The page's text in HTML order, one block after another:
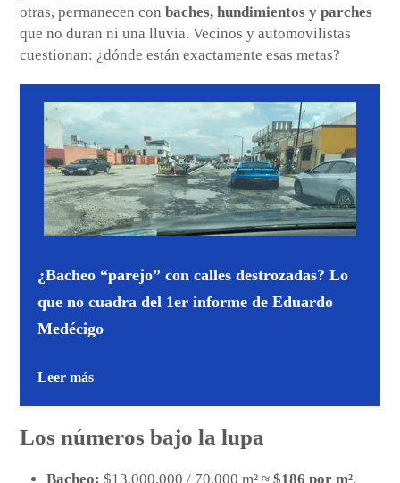
otras, permanecen conbaches, hundimientos y parches
que no duran ni una lluvia. Vecinos y automovilistas
cuestionan: ¿dónde están exactamente esas metas?
¿Bacheo “parejo” con calles destrozadas? Lo
que no cuadra del 1er informe de Eduardo
Medécigo
Leer más
Los números bajo la lupa
Bacheo: $13,000,000 / 70,000 m² ≈$186 por m².